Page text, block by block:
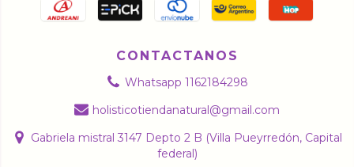
CONTACTANOS
Whatsapp 1162184298
holisticotiendanatural@gmail.com
Gabriela mistral 3147 Depto 2 B (Villa Pueyrredón, Capital
federal)